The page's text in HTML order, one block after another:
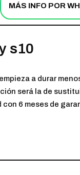
MÁS INFO POR
s10
a durar
será la de
6 meses de